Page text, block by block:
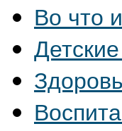
Во что